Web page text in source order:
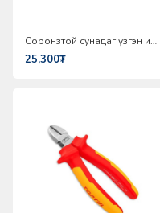
Соронзтой сунадаг үзгэн иш
Toptul JJAG3E63
25,300₮